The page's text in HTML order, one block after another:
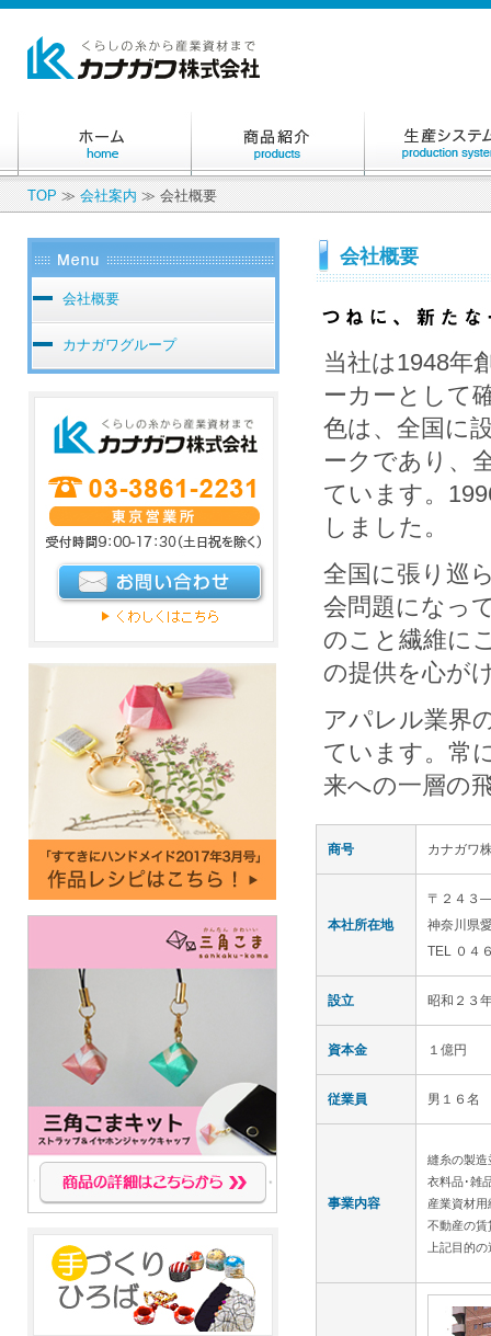
TOP≫会社案内≫ 会社概要
会社概要
当社は1948年
ーカーとして
色は、全国に
ークであり、
ています。
しました。
全国に張り巡
会問題になっ
のこと繊維に
の提供を心が
アパレル業界
ています。常
来への一層の
商号 カナガワ
本社所在地
〒２４３
神奈川県
TEL ０４
設立 昭和２３
資本金 １億円
従業員 男１６
事業内容
縫糸の製造
衣料品･雑
産業資材
不動産の賃
上記目的
会社概要
カナガワグループ